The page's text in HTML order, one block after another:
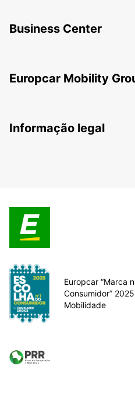
Business Center
Europcar Mobility
Informação legal
Europcar “Marca
Consumidor”
Mobilidade